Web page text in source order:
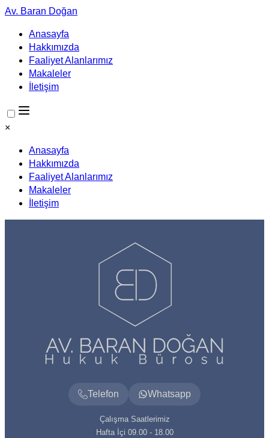
Av. Baran Doğan
Anasayfa
Hakkımızda
Faaliyet Alanlarımız
Makaleler
İletişim
×
Anasayfa
Hakkımızda
Faaliyet Alanlarımız
Makaleler
İletişim
Telefon Whatsapp
Çalışma Saatlerimiz
Hafta İçi 09.00 - 18.00